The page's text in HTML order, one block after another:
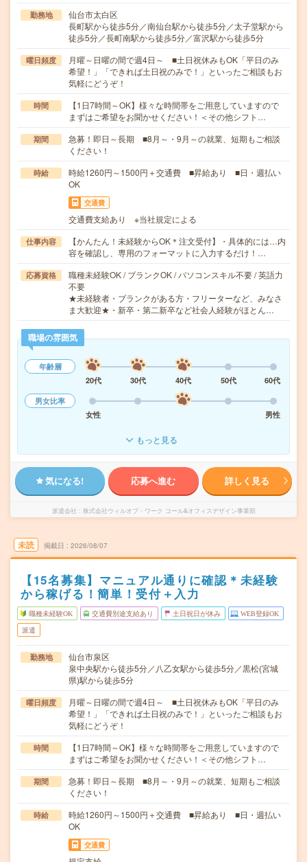
勤務地
仙台市太白区
長町駅から徒歩5分／南仙台駅から徒歩5分／太子堂駅から
徒歩5分／長町南駅から徒歩5分／富沢駅から徒歩5分
曜日頻度
月曜～日曜の間で週4日～ ■土日祝休みもOK「平日のみ
希望！」「できれば土日祝のみで！」といったご相談もお
気軽にどうぞ！
時間
【1日7時間～OK】様々な時間帯をご用意していますので
まずはご希望をお聞かせください！＜その他シフト…
期間
急募！即日～長期 ■8月～・9月～の就業、短期もご相談
ください！
時給
時給1260円～1500円＋交通費 ■昇給あり ■日・週払い
OK
交通費
交通費支給あり ※当社規定による
仕事内容
【かんたん！未経験からOK＊注文受付】・具体的には…内
容を確認し、専用のフォーマットに入力するだけ！…
応募資格
職種未経験OK / ブランクOK / パソコンスキル不要 / 英語力
不要
★未経験者・ブランクがある方・フリーターなど、みなさ
ま大歓迎★・新卒・第二新卒など社会人経験がほとん…
職場の雰囲気
年齢層
20代
30代 40代 50代
60代
男女比率
女性
男性
もっと見る
気になる! 応募へ進む 詳しく見る
派遣会社 株式会社ウィルオブ・ワーク コール&オフィスデザイン事業部
未読 掲載日 2026/08/07
【15名募集】マニュアル通りに確認＊未経験
から稼げる！簡単！受付＋入力
職種未経験OK 交通費別途支給あり 土日祝日が休み WEB登録OK
派遣
勤務地
仙台市泉区
泉中央駅から徒歩5分／八乙女駅から徒歩5分／黒松(宮城
県)駅から徒歩5分
曜日頻度
月曜～日曜の間で週4日～ ■土日祝休みもOK「平日のみ
希望！」「できれば土日祝のみで！」といったご相談もお
気軽にどうぞ！
時間
【1日7時間～OK】様々な時間帯をご用意していますので
まずはご希望をお聞かせください！＜その他シフト…
期間
急募！即日～長期 ■8月～・9月～の就業、短期もご相談
ください！
時給
時給1260円～1500円＋交通費 ■昇給あり ■日・週払い
OK
交通費